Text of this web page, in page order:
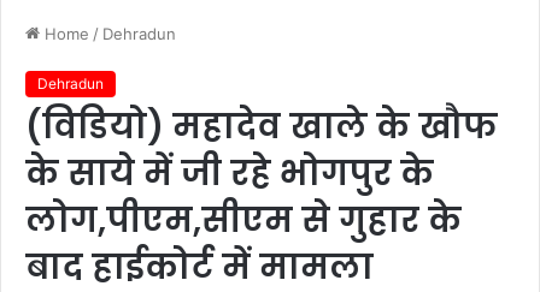
Home / Dehradun
Dehradun
(विडियो) महादेव खाले के खौफ
के साये में जी रहे भोगपुर के
लोग,पीएम,सीएम से गुहार के
बाद हाईकोर्ट में मामला